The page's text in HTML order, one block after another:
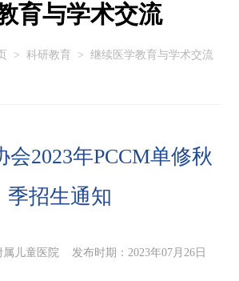
育与学术交流
> 科研教育 >
继续医学教育与学术交流
会2023年PCCM单修秋
季招生通知
属儿童医院 发布时期：2023年07月26日